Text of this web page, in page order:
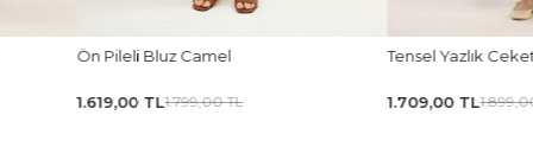
Tensel Yazlık Ceket Siyah
1.709,00 TL1.899,00 TL
Taşlanmış İnce
1.619,00 TL1.799,00